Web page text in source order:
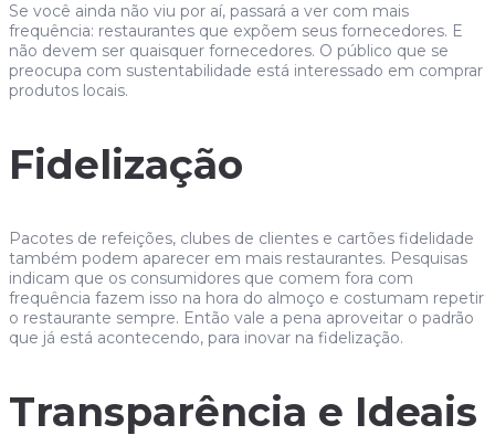
Se você ainda não viu por aí, passará a ver com mais
frequência: restaurantes que expõem seus fornecedores. E
não devem ser quaisquer fornecedores. O público que se
preocupa com sustentabilidade está interessado em comprar
produtos locais.
Fidelização
Pacotes de refeições, clubes de clientes e cartões fidelidade
também podem aparecer em mais restaurantes. Pesquisas
indicam que os consumidores que comem fora com
frequência fazem isso na hora do almoço e costumam repetir
o restaurante sempre. Então vale a pena aproveitar o padrão
que já está acontecendo, para inovar na fidelização.
Transparência e Ideais